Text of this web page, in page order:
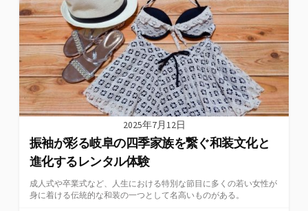
ー
2025年7月12日
振袖が彩る岐阜の四季家族を繋ぐ和装文化と
進化するレンタル体験
成人式や卒業式など、人生における特別な節目に多くの若い女性が
身に着ける伝統的な和装の一つとして名高いものがある。